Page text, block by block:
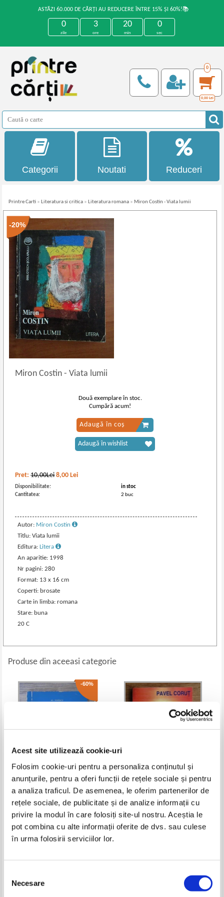
Acest site utilizează cookie-uri
Folosim cookie-uri pentru a personaliza conținutul și
anunțurile, pentru a oferi funcții de rețele sociale și pentru
a analiza traficul. De asemenea, le oferim partenerilor de
rețele sociale, de publicitate și de analize informații cu
privire la modul în care folosiți site-ul nostru. Aceștia le
pot combina cu alte informații oferite de dvs. sau culese
în urma folosirii serviciilor lor.
consimțământului
Necesare
ASTĂZI 60.000 DE CĂRȚI AU REDUCERE ÎNTRE 15% ȘI 60%!📚
0
zile
3
ore
20
min
0
sec
0
0,00 Lei
Categorii Noutati Reduceri
Printre Carti » Literatura si critica » Literatura romana » Miron Costin - Viata lumii
-20%
Miron Costin- Viata lumii
Pret:10,00Lei 8,00 Lei
Disponibilitate:
in stoc
Cantitatea:
2 buc
Autor: Miron Costin
Titlu: Viata lumii
Editura:Litera
An aparitie: 1998
Nr pagini: 280
Format: 13 x 16 cm
Coperti: brosate
Carte in limba: romana
Stare: buna
20 C
Două exemplare în stoc.
Cumpără acum!
Adaugă în coș
Adaugă în wishlist
Produse din aceeasi categorie
-60%
Al. Popescu - Ucenicia morala
Pavel Corut - Secretele
exploratorilor astrali